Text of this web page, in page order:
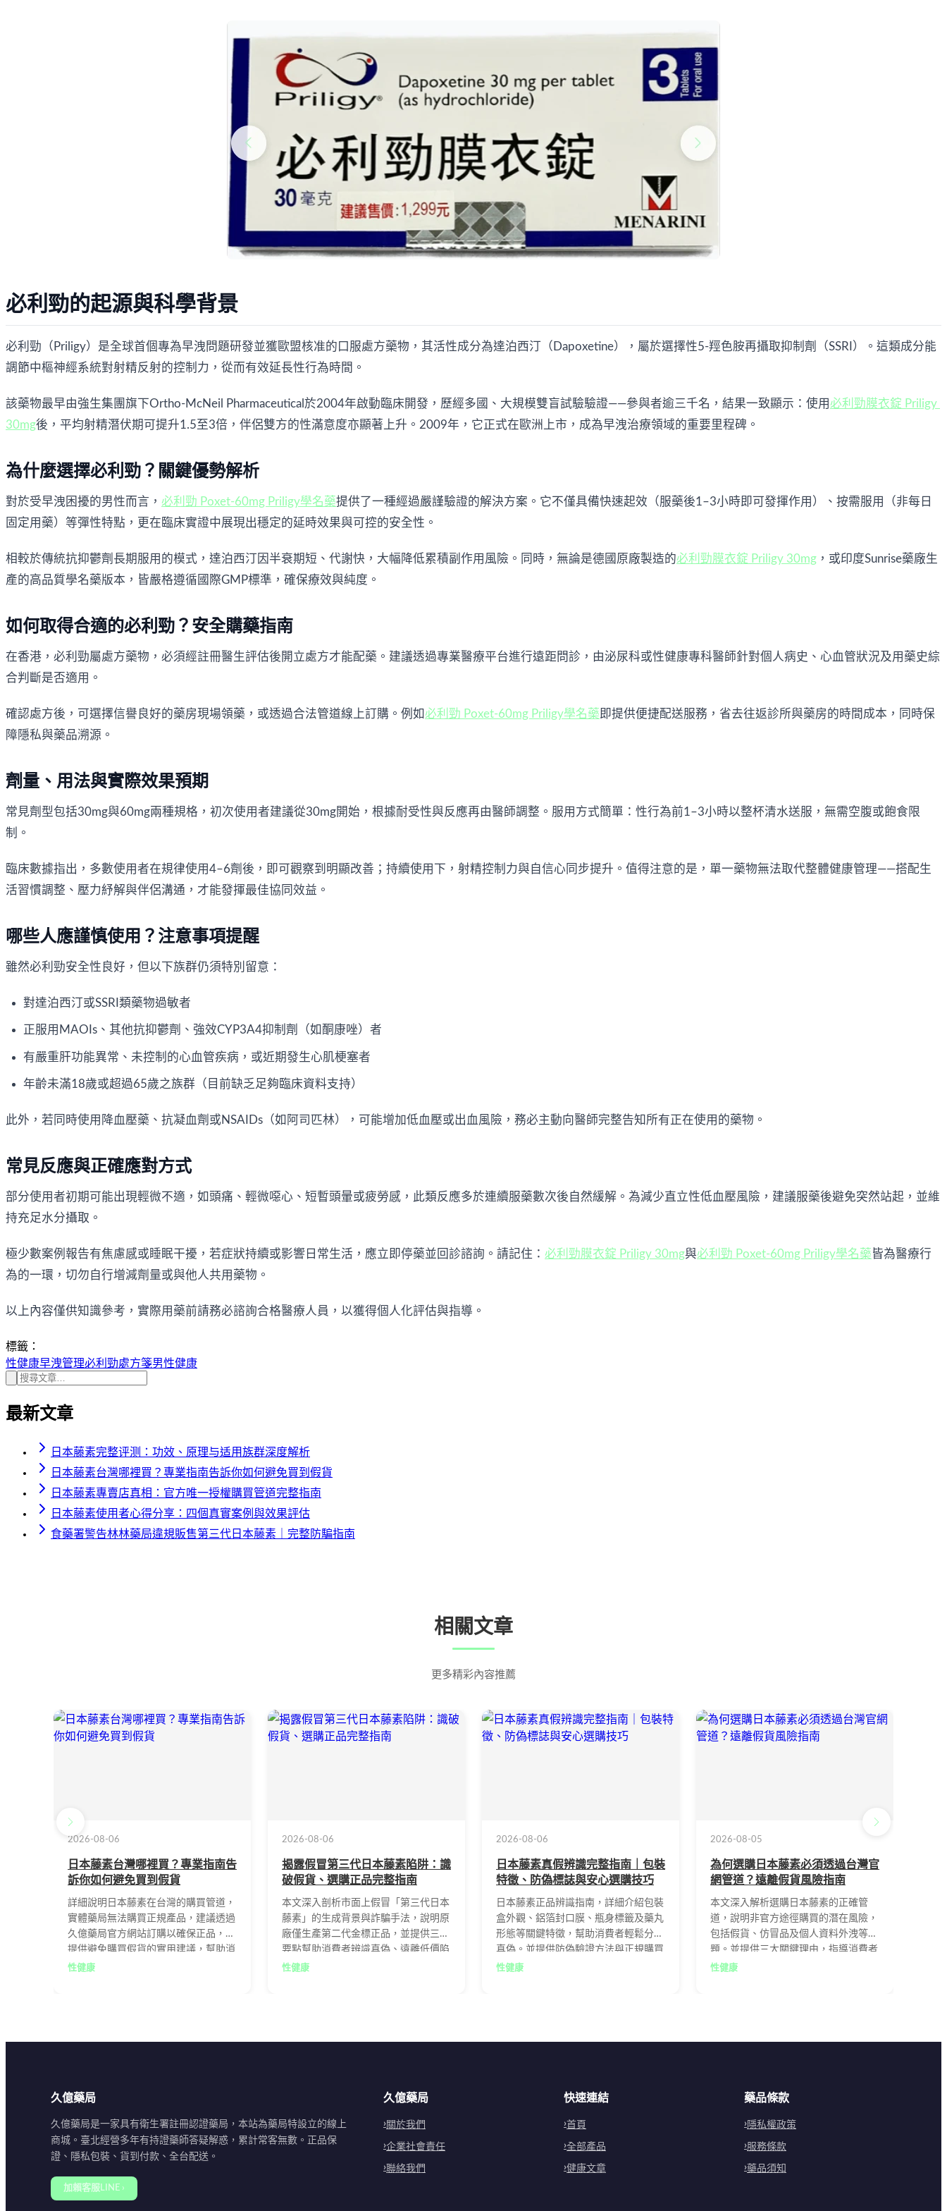
必利勁的起源與科學背景
必利勁（Priligy）是全球首個專為早洩問題研發並獲歐盟核准的口服處方藥物，其活性成分為達泊西汀（Dapoxetine），屬於選擇性5-羥色胺再攝取抑制劑（SSRI）。這類成分能
調節中樞神經系統對射精反射的控制力，從而有效延長性行為時間。
該藥物最早由強生集團旗下Ortho-McNeil Pharmaceutical於2004年啟動臨床開發，歷經多國、大規模雙盲試驗驗證——參與者逾三千名，結果一致顯示：使用必利勁膜衣錠 Priligy
30mg後，平均射精潛伏期可提升1.5至3倍，伴侶雙方的性滿意度亦顯著上升。2009年，它正式在歐洲上市，成為早洩治療領域的重要里程碑。
為什麼選擇必利勁？關鍵優勢解析
對於受早洩困擾的男性而言， 必利勁 Poxet-60mg Priligy學名藥提供了一種經過嚴謹驗證的解決方案。它不僅具備快速起效（服藥後1–3小時即可發揮作用）、按需服用（非每日
固定用藥）等彈性特點，更在臨床實證中展現出穩定的延時效果與可控的安全性。
相較於傳統抗抑鬱劑長期服用的模式，達泊西汀因半衰期短、代謝快，大幅降低累積副作用風險。同時，無論是德國原廠製造的必利勁膜衣錠 Priligy 30mg ，或印度Sunrise藥廠生
產的高品質學名藥版本，皆嚴格遵循國際GMP標準，確保療效與純度。
如何取得合適的必利勁？安全購藥指南
在香港，必利勁屬處方藥物，必須經註冊醫生評估後開立處方才能配藥。建議透過專業醫療平台進行遠距問診，由泌尿科或性健康專科醫師針對個人病史、心血管狀況及用藥史綜
合判斷是否適用。
確認處方後，可選擇信譽良好的藥房現場領藥，或透過合法管道線上訂購。例如必利勁 Poxet-60mg Priligy學名藥 即提供便捷配送服務，省去往返診所與藥房的時間成本，同時保
障隱私與藥品溯源。
劑量、用法與實際效果預期
常見劑型包括30mg與60mg兩種規格，初次使用者建議從30mg開始，根據耐受性與反應再由醫師調整。服用方式簡單：性行為前1–3小時以整杯清水送服，無需空腹或飽食限
制。
臨床數據指出，多數使用者在規律使用4–6劑後，即可觀察到明顯改善；持續使用下，射精控制力與自信心同步提升。值得注意的是，單一藥物無法取代整體健康管理——搭配生
活習慣調整、壓力紓解與伴侶溝通，才能發揮最佳協同效益。
哪些人應謹慎使用？注意事項提醒
雖然必利勁安全性良好，但以下族群仍須特別留意：
對達泊西汀或SSRI類藥物過敏者
正服用MAOIs、其他抗抑鬱劑、強效CYP3A4抑制劑（如酮康唑）者
有嚴重肝功能異常、未控制的心血管疾病，或近期發生心肌梗塞者
年齡未滿18歲或超過65歲之族群（目前缺乏足夠臨床資料支持）
此外，若同時使用降血壓藥、抗凝血劑或NSAIDs（如阿司匹林），可能增加低血壓或出血風險，務必主動向醫師完整告知所有正在使用的藥物。
常見反應與正確應對方式
部分使用者初期可能出現輕微不適，如頭痛、輕微噁心、短暫頭暈或疲勞感，此類反應多於連續服藥數次後自然緩解。為減少直立性低血壓風險，建議服藥後避免突然站起，並維
持充足水分攝取。
極少數案例報告有焦慮感或睡眠干擾，若症狀持續或影響日常生活，應立即停藥並回診諮詢。請記住： 必利勁膜衣錠 Priligy 30mg與必利勁 Poxet-60mg Priligy學名藥皆為醫療行
為的一環，切勿自行增減劑量或與他人共用藥物。
以上內容僅供知識參考，實際用藥前請務必諮詢合格醫療人員，以獲得個人化評估與指導。
標籤：
性健康早洩管理必利勁處方箋男性健康
最新文章
日本藤素完整评测：功效、原理与适用族群深度解析
日本藤素台灣哪裡買？專業指南告訴你如何避免買到假貨
日本藤素專賣店真相：官方唯一授權購買管道完整指南
日本藤素使用者心得分享：四個真實案例與效果評估
食藥署警告林林藥局違規販售第三代日本藤素｜完整防騙指南
相關文章
更多精彩內容推薦
2026-08-06
日本藤素台灣哪裡買？專業指南告
訴你如何避免買到假貨
詳細說明日本藤素在台灣的購買管道，
實體藥局無法購買正規產品，建議透過
久億藥局官方網站訂購以確保正品，並
提供避免購買假貨的實用建議，幫助消
費者安全購買正貨。
性健康
2026-08-06
揭露假冒第三代日本藤素陷阱：識
破假貨、選購正品完整指南
本文深入剖析市面上假冒「第三代日本
藤素」的生成背景與詐騙手法，說明原
廠僅生產第二代金標正品，並提供三大
要點幫助消費者辨識真偽、遠離低價陷
阱，透過官方授權通路確保購買安全有
性健康
2026-08-06
日本藤素真假辨識完整指南｜包裝
特徵、防偽標誌與安心選購技巧
日本藤素正品辨識指南，詳細介紹包裝
盒外觀、鋁箔封口膜、瓶身標籤及藥丸
形態等關鍵特徵，幫助消費者輕鬆分辨
真偽。並提供防偽驗證方法與正規購買
管道建議，遠離仿冒品危害。
性健康
2026-08-05
為何選購日本藤素必須透過台灣官
網管道？遠離假貨風險指南
本文深入解析選購日本藤素的正確管
道，說明非官方途徑購買的潛在風險，
包括假貨、仿冒品及個人資料外洩等問
題。並提供三大關鍵理由，指導消費者
如何透過台灣官網確保入手原廠正品第
性健康
久億藥局
久億藥局是一家具有衛生署註冊認證藥局，本站為藥局特設立的線上
商城。臺北經營多年有持證藥師答疑解惑，累計常客無數。正品保
證、隱私包裝、貨到付款、全台配送。
加賴客服LINE ›
久億藥局
關於我們
企業社會責任
聯絡我們
快速連結
首頁
全部產品
健康文章
藥品條款
隱私權政策
服務條款
藥品須知